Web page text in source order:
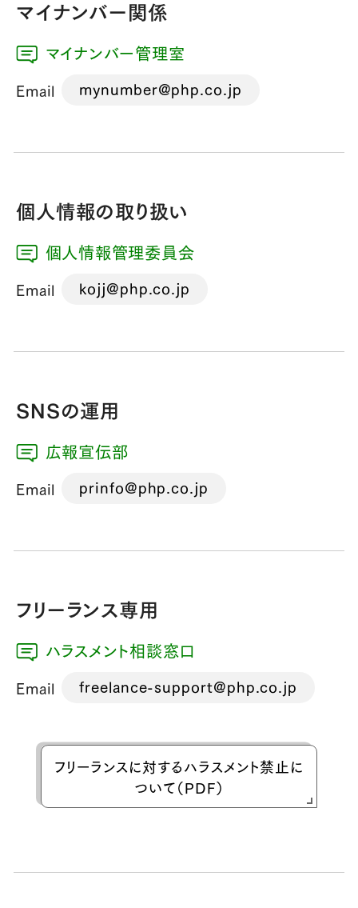
マイナンバー関係
マイナンバー管理室
Email mynumber@php.co.jp
個人情報の取り扱い
個人情報管理委員会
Email kojj@php.co.jp
SNSの運用
広報宣伝部
Email prinfo@php.co.jp
フリーランス専用​
ハラスメント相談窓口​
Email freelance-support@php.co.jp​
フリーランスに対するハラスメント禁止に
ついて（PDF）